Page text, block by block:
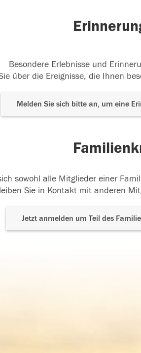
Besondere Erlebnisse und
über die Ereignisse, die Ihnen
Melden Sie sich bitte an, um eine
sowohl alle Mitglieder einer
Sie in Kontakt mit anderen
Jetzt anmelden um Teil des